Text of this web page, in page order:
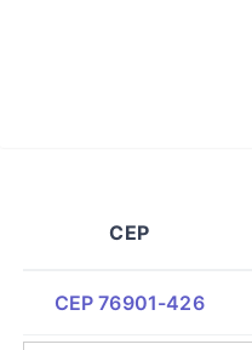
CEP
CEP 76901-426